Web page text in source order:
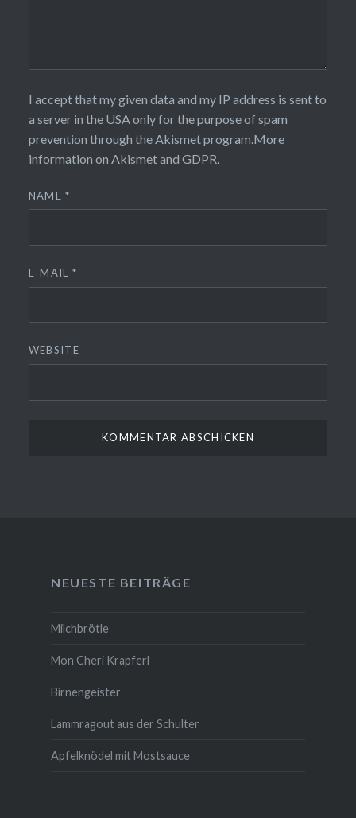
I accept that my given data and my IP address is sent to
a server in the USA only for the purpose of spam
prevention through the Akismetprogram. More
information on Akismet and GDPR
NAME*
E-MAIL *
WEBSITE
NEUESTE BEITRÄGE
Milchbrötle
Mon Cheri Krapferl
Birnengeister
Lammragout aus der Schulter
Apfelknödel mit Mostsauce